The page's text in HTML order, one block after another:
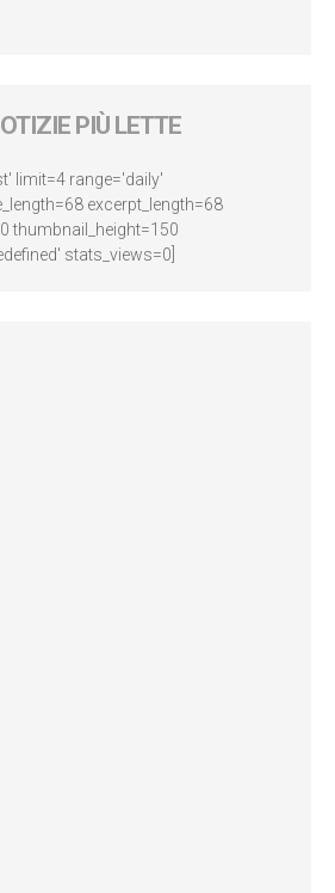
PIÙ LETTE
limit=4 range='daily'
excerpt_length=68
thumbnail_height=150
stats_views=0]